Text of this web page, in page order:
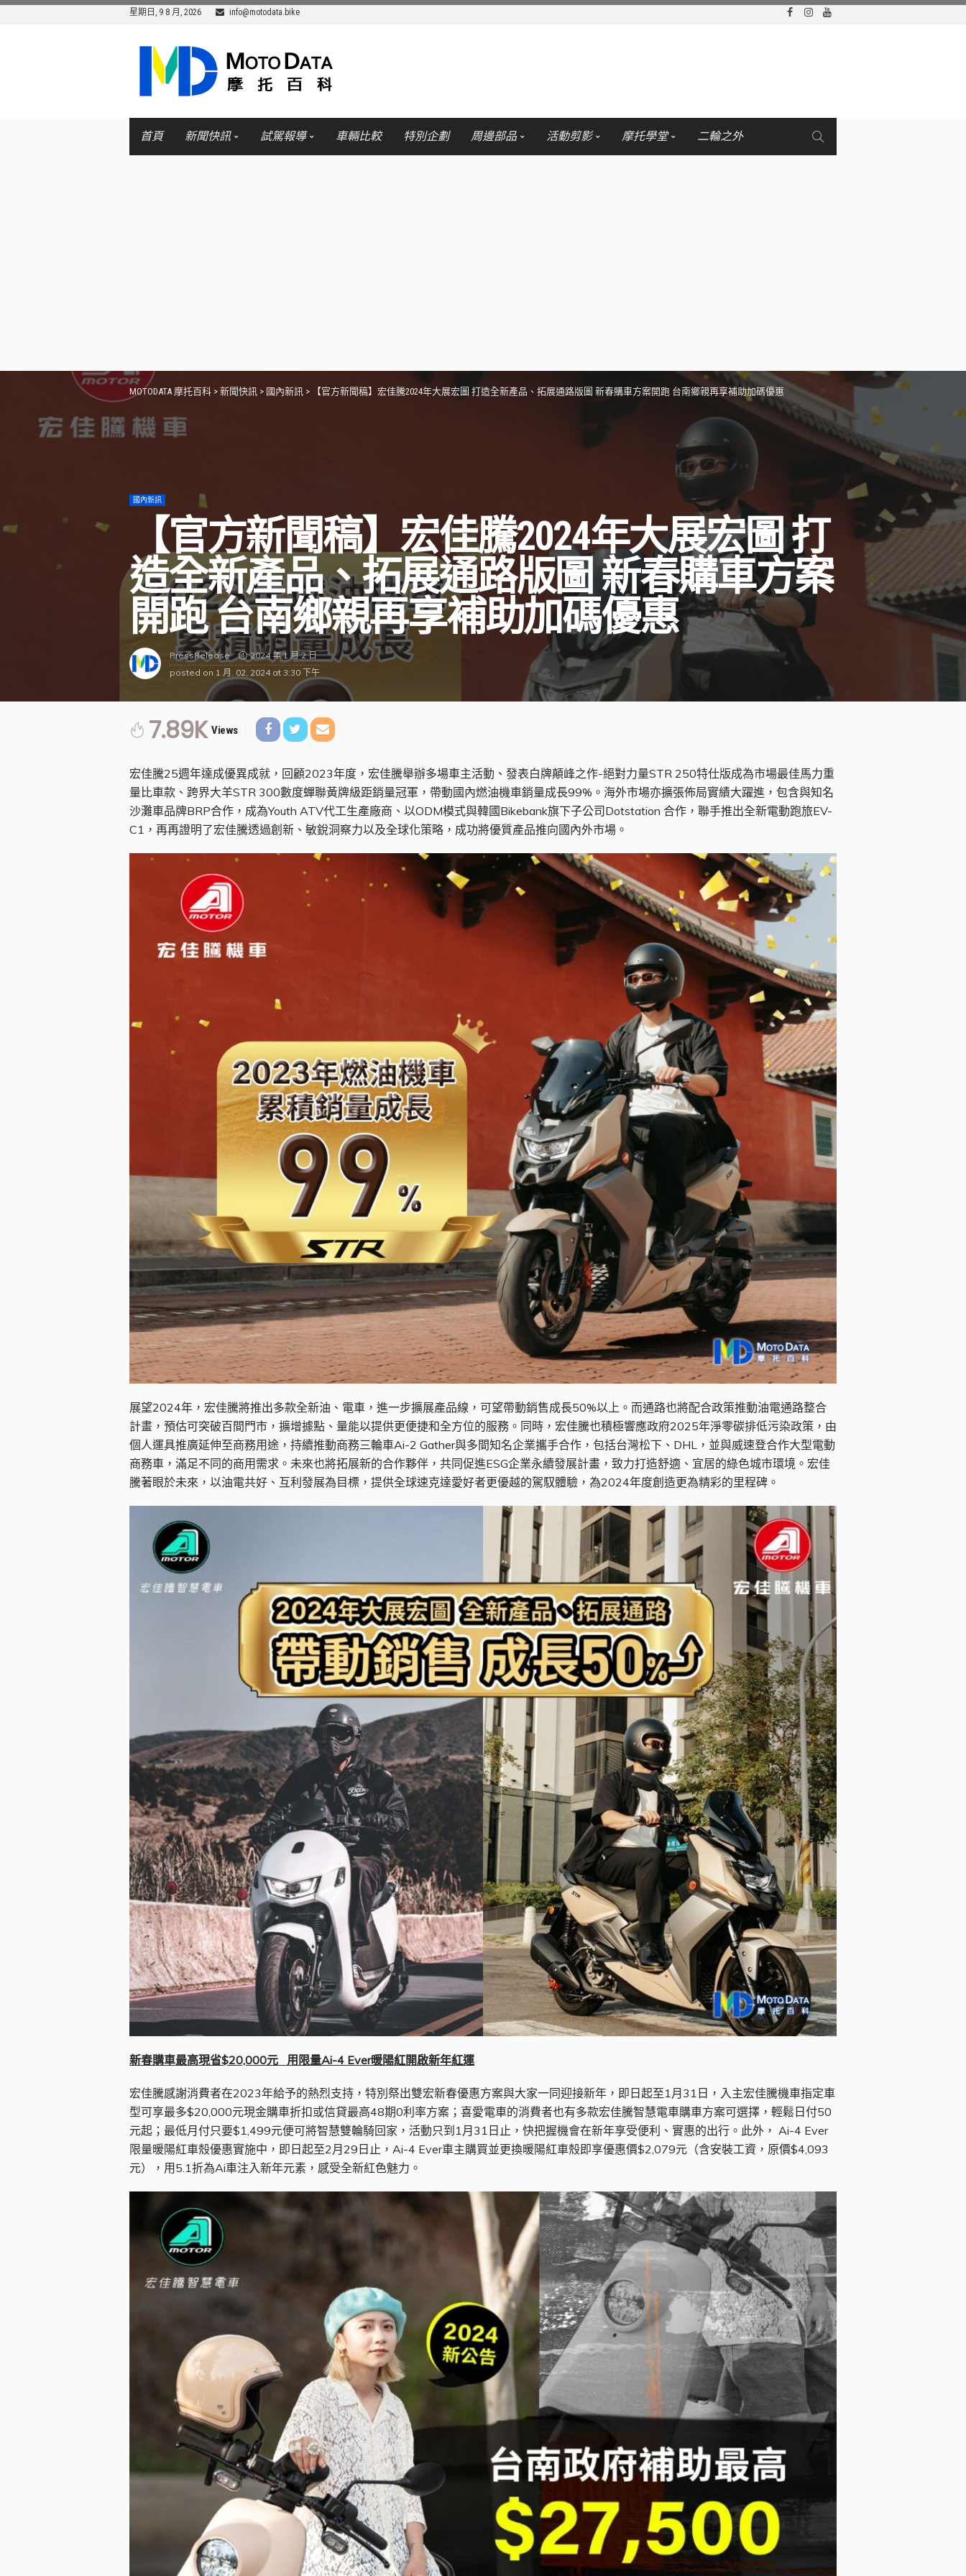
星期日, 9 8 月, 2026 info@motodata.bike
首頁 新聞快訊 試駕報導 車輛比較 特別企劃 周邊部品 活動剪影 摩托學堂 二輪之外
MOTODATA 摩托百科 > 新聞快訊 > 國內新訊 > 【官方新聞稿】宏佳騰2024年大展宏圖 打造全新產品、拓展通路版圖 新春購車方案開跑 台南鄉親再享補助加碼優惠
國內新訊
【官方新聞稿】宏佳騰2024年大展宏圖 打
造全新產品、拓展通路版圖 新春購車方案
開跑 台南鄉親再享補助加碼優惠
PressRelease
2024 年 1 月 2 日
posted on 1 月. 02, 2024 at 3:30 下午
7.89K Views
宏佳騰25週年達成優異成就，回顧2023年度，宏佳騰舉辦多場車主活動、發表白牌顛峰之作-絕對力量STR 250特仕版成為市場最佳馬力重
量比車款、跨界大羊STR 300數度蟬聯黃牌級距銷量冠軍，帶動國內燃油機車銷量成長99%。海外市場亦擴張佈局實績大躍進，包含與知名
沙灘車品牌BRP合作，成為Youth ATV代工生產廠商、以ODM模式與韓國Bikebank旗下子公司Dotstation 合作，聯手推出全新電動跑旅EV-
C1，再再證明了宏佳騰透過創新、敏銳洞察力以及全球化策略，成功將優質產品推向國內外市場。
展望2024年，宏佳騰將推出多款全新油、電車，進一步擴展產品線，可望帶動銷售成長50%以上。而通路也將配合政策推動油電通路整合
計畫，預估可突破百間門市，擴增據點、量能以提供更便捷和全方位的服務。同時，宏佳騰也積極響應政府2025年淨零碳排低污染政策，由
個人運具推廣延伸至商務用途，持續推動商務三輪車Ai-2 Gather與多間知名企業攜手合作，包括台灣松下、DHL，並與威速登合作大型電動
商務車，滿足不同的商用需求。未來也將拓展新的合作夥伴，共同促進ESG企業永續發展計畫，致力打造舒適、宜居的綠色城市環境。宏佳
騰著眼於未來，以油電共好、互利發展為目標，提供全球速克達愛好者更優越的駕馭體驗，為2024年度創造更為精彩的里程碑。
新春購車最高現省$20,000元 用限量Ai-4 Ever暖陽紅開啟新年紅運
宏佳騰感謝消費者在2023年給予的熱烈支持，特別祭出雙宏新春優惠方案與大家一同迎接新年，即日起至1月31日，入主宏佳騰機車指定車
型可享最多$20,000元現金購車折扣或信貸最高48期0利率方案；喜愛電車的消費者也有多款宏佳騰智慧電車購車方案可選擇，輕鬆日付50
元起；最低月付只要$1,499元便可將智慧雙輪騎回家，活動只到1月31日止，快把握機會在新年享受便利、實惠的出行。此外， Ai-4 Ever
限量暖陽紅車殼優惠實施中，即日起至2月29日止，Ai-4 Ever車主購買並更換暖陽紅車殼即享優惠價$2,079元（含安裝工資，原價$4,093
元），用5.1折為Ai車注入新年元素，感受全新紅色魅力。